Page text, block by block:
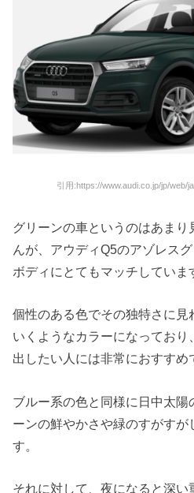
引用:https://www.audi.co.jp/jp/web/
グリーンの車というのはあま
んが、アウディQ5のアゾレス
ボディにとてもマッチしていま
個性のある色でその独特さに見
いくようなカラーになっており
出したい人には非常におすすめ
ブルー系の色と同様に日中太陽
ーンの鮮やかさや緑のすがす
す。
それに対して、夜になると深